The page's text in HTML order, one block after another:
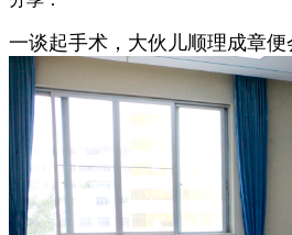
一谈起手术，大伙儿顺理成章